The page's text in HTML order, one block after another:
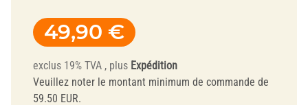
49,90 €
exclus 19% TVA , plus Expédition
Veuillez noter le montant minimum de commande de
59.50 EUR.